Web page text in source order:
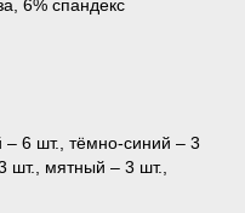
6% спандекс
– 6 шт., тёмно-синий – 3
шт., мятный – 3 шт.,